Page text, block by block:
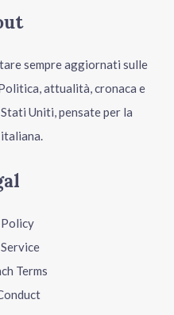
sempre aggiornati sulle
attualità, cronaca e
Uniti, pensate per la
Terms